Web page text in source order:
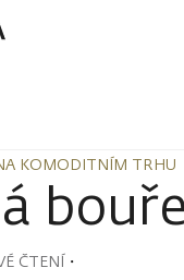
KOMODITNÍM TRHU
KOMODITNÍM TRHU
ČTENÍ・